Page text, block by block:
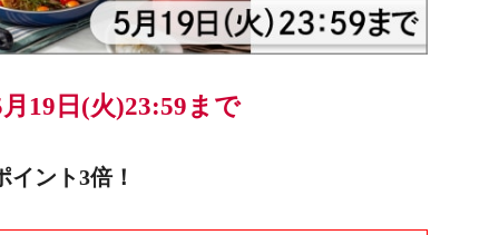
月19日(火)23:59まで
ント3倍！